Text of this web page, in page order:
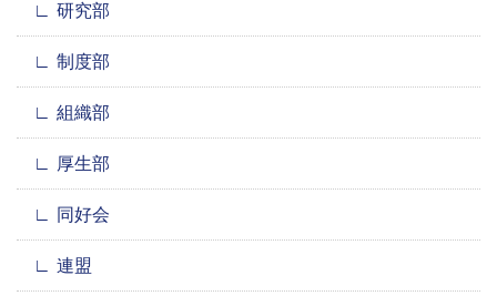
研究部
制度部
組織部
厚生部
同好会
連盟